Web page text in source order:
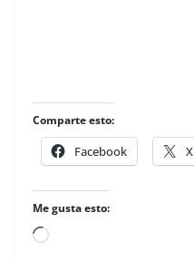
Comparte esto:
Facebook X
Me gusta esto:
Loading…